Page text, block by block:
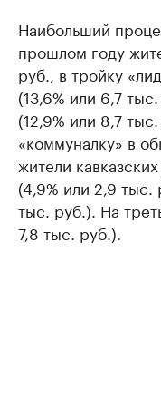
Наибольший
прошлом году
руб., в тройку
(13,6% или 6,7
(12,9% или 8,7
«коммуналку» в
жители
(4,9% или 2,9 тыс.
тыс. руб.). На
7,8 тыс. руб.).